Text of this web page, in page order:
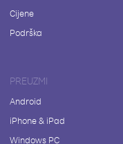
Cijene
Podrška
PREUZMI
Android
iPhone & iPad
Windows PC